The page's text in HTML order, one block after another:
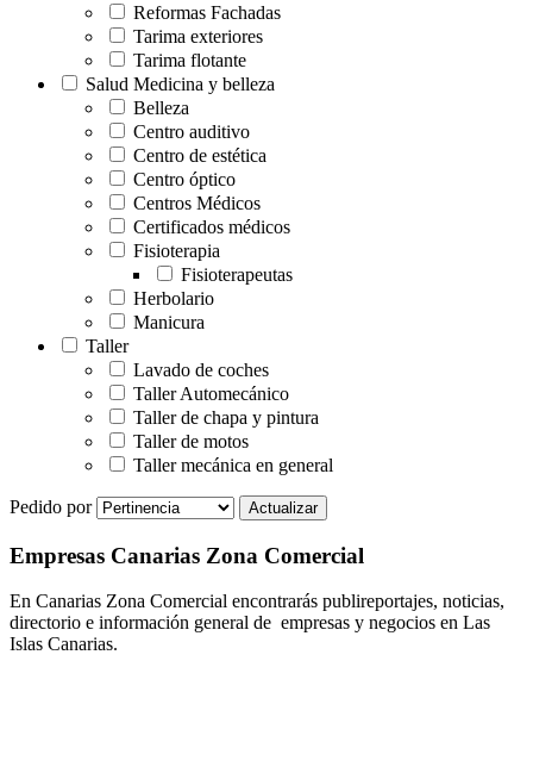
Reformas Fachadas
Tarima exteriores
Tarima flotante
Salud Medicina y belleza
Belleza
Centro auditivo
Centro de estética
Centro óptico
Centros Médicos
Certificados médicos
Fisioterapia
Fisioterapeutas
Herbolario
Manicura
Taller
Lavado de coches
Taller Automecánico
Taller de chapa y pintura
Taller de motos
Taller mecánica en general
Pedido por
Empresas Canarias Zona Comercial
En Canarias Zona Comercial encontrarás publireportajes, noticias,
directorio e información general de empresas y negocios en Las
Islas Canarias.